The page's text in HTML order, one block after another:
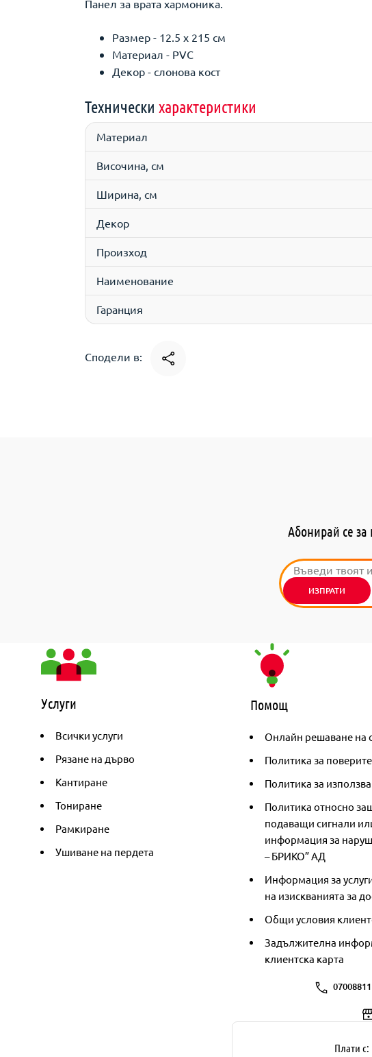
Панел за врата хармоника.
Размер - 12.5 х 215 см
Материал - PVC
Декор - слонова кост
Технически характеристики
Материал
Височина, см
Ширина, см
Декор
Произход
Наименование
Гаранция
Сподели в:
Абонирай се
ИЗПРАТИ
Услуги
Всички услуги
Рязане на дърво
Кантиране
Тониране
Рамкиране
Ушиване на пердета
Помощ
Онлайн решаване на
Политика за
Политика за
Политика относно
подаващи сигнали
информация за
– БРИКО” АД
Информация за
на изискванията за
Общи условия
Задължителна
клиентска карта
Плати с: